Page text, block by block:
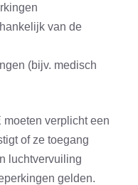
van de
(bijv. medisch
verplicht een
of ze toegang
luchtvervuiling
gelden.